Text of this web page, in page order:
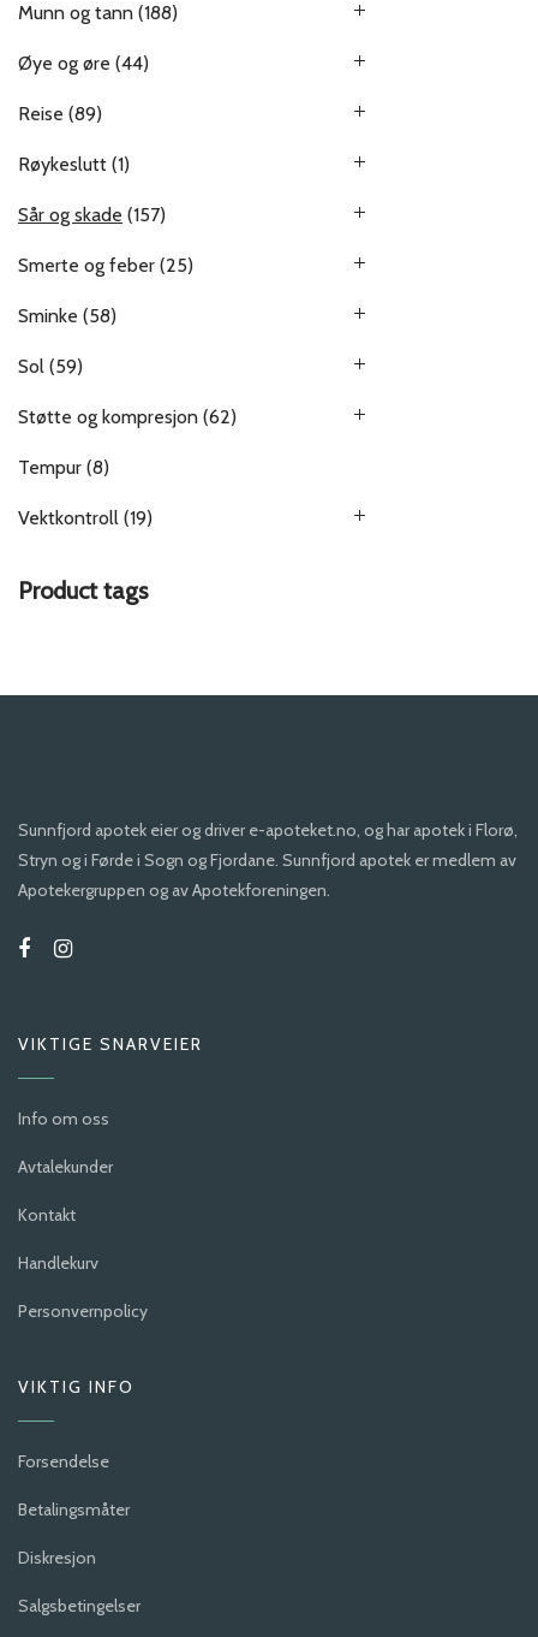
Munn og tann (188)
Øye og øre (44)
Reise (89)
Røykeslutt (1)
Sår og skade (157)
Smerte og feber (25)
Sminke (58)
Sol (59)
Støtte og kompresjon (62)
Tempur (8)
Vektkontroll (19)
Product tags
Sunnfjord apotek eier og driver e-apoteket.no, og har apotek i Florø,
Stryn og i Førde i Sogn og Fjordane. Sunnfjord apotek er medlem av
Apotekergruppen og av Apotekforeningen.
VIKTIGE SNARVEIER
Info om oss
Avtalekunder
Kontakt
Handlekurv
Personvernpolicy
VIKTIG INFO
Forsendelse
Betalingsmåter
Diskresjon
Salgsbetingelser